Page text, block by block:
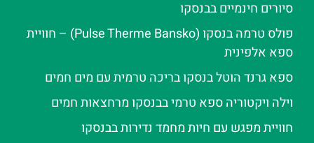
סיורים חינמיים בבנסקו
פולס טרמה בנסקו (Pulse Therme Bansko) – חוויית
ספא אלפינית
ספא גרנד הוטל בנסקו בריכה טרמית עם מים חמים
וילה ויקטוריה ספא טרמי בבנסקו מרחצאות חמים
חוויית מפגש עם חיות מחמד נדירות בבנסקו